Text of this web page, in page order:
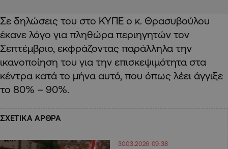
Σε δηλώσεις του στο ΚΥΠΕ ο κ. Θρασυβούλου
έκανε λόγο για πληθώρα περιηγητών τον
Σεπτέμβριο, εκφράζοντας παράλληλα την
ικανοποίηση του για την επισκεψιμότητα στα
κέντρα κατά το μήνα αυτό, που όπως λέει άγγιξε
το 80% – 90%.
ΣΧΕΤΙΚΑ ΑΡΘΡΑ
30.03.2026 09:38